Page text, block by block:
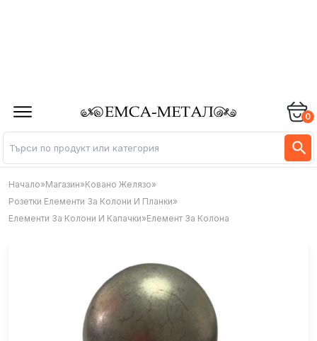
0
Начало»Магазин»Ковано Желязо»
Розетки Елементи За Колони И Планки»
Елементи За Колони И Капачки»Елемент За Колона